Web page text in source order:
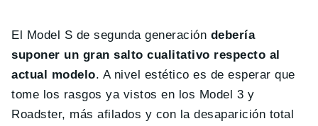
El Model S de segunda generación debería
suponer un gran salto cualitativo respecto al
actual modelo. A nivel estético es de esperar que
tome los rasgos ya vistos en los Model 3 y
Roadster, más afilados y con la desaparición total